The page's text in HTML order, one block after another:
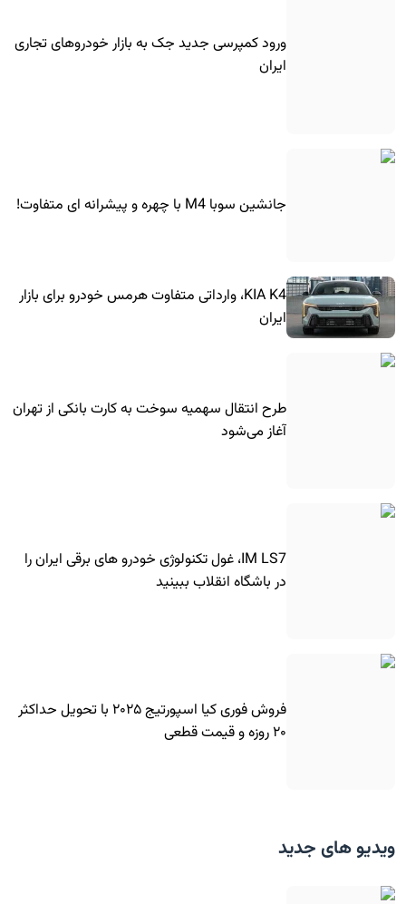
ورود کمپرسی جدید جک به بازار خودروهای تجاری
ایران
جانشین سوبا M4 با چهره و پیشرانه ای متفاوت!
KIA K4، وارداتی متفاوت هرمس خودرو برای بازار
ایران
طرح انتقال سهمیه سوخت به کارت بانکی از تهران
آغاز می‌شود
IM LS7، غول تکنولوژی خودرو های برقی ایران را
در باشگاه انقلاب ببینید
فروش فوری کیا اسپورتیج ۲۰۲۵ با تحویل حداکثر
۲۰ روزه و قیمت قطعی
ویدیو های جدید